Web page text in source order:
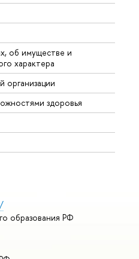
об имуществе и
характера
организации
здоровья
образования РФ